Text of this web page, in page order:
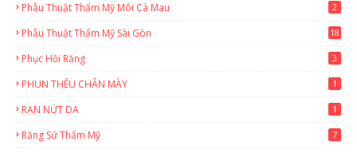
Phẫu Thuật Thẩm Mỹ Môi Cà Mau 2
Phẫu Thuật Thẩm Mỹ Sài Gòn
18
Phục Hồi Răng 3
PHUN THÊU CHÂN MÀY 1
RẠN NỨT DA 1
Răng Sứ Thẩm Mỹ 7